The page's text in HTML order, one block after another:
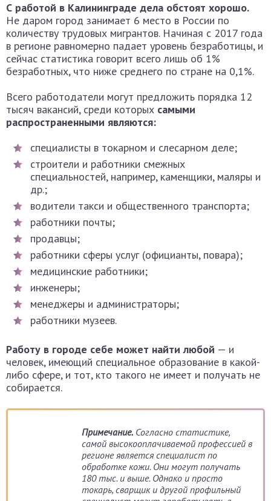
С работой в Калининграде дела обстоят хорошо.
Не даром город занимает 6 место в России по
количеству трудовых мигрантов. Начиная с 2017 года
в регионе равномерно падает уровень безработицы, и
сейчас статистика говорит всего лишь об 1%
безработных, что ниже среднего по стране на 0,1%.
Всего работодатели могут предложить порядка 12
тысяч вакансий, среди которых самыми
распространенными являются:
специалисты в токарном и слесарном деле;
строители и работники смежных
специальностей, например, каменщики, маляры и
др.;
водители такси и общественного транспорта;
работники почты;
продавцы;
работники сферы услуг (официанты, повара);
медицинские работники;
инженеры;
менеджеры и администраторы;
работники музеев.
Работу в городе себе может найти любой — и
человек, имеющий специальное образование в какой-
либо сфере, и тот, кто такого не имеет и получать не
собирается.
Примечание. Согласно статистике,
самой высокооплачиваемой профессией в
регионе является специалист по
обработке кожи. Они могут получать
180 тыс. и выше. Однако и просто
токарь, сварщик и другой профильный